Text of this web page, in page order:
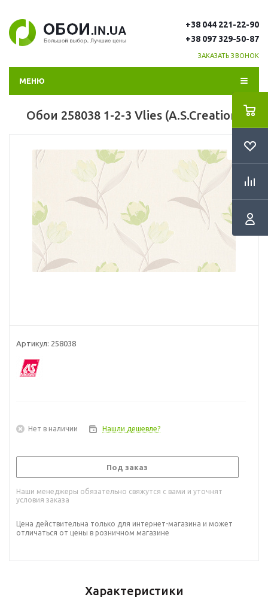
+38 044 221-22-90
+38 097 329-50-87
ЗАКАЗАТЬ ЗВОНОК
МЕНЮ
Обои 258038 1-2-3 Vlies (A.S.Creation)
Артикул: 258038
Нет в наличии Нашли дешевле?
Под заказ
Наши менеджеры обязательно свяжутся с вами и уточнят
условия заказа
Цена действительна только для интернет-магазина и может
отличаться от цены в розничном магазине
Характеристики